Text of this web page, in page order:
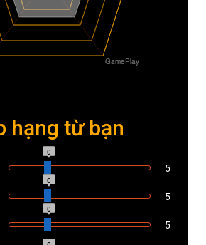
hạng từ bạn
0
5
0
5
0
5